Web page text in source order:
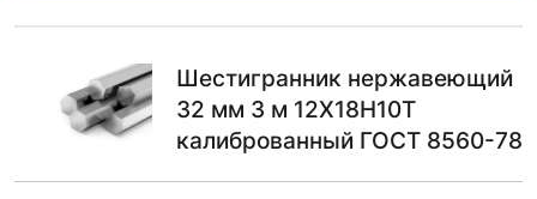
Шестигранник нержавеющий
32 мм 3 м 12Х18Н10Т
калиброванный ГОСТ 8560-78